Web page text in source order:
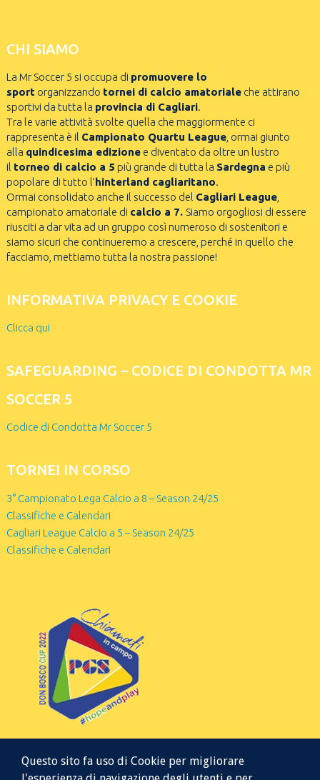
CHI SIAMO
La Mr Soccer 5 si occupa di promuovere lo
sportorganizzando tornei di calcio amatorialeche attirano
sportivi da tutta la provincia di Cagliari.
Tra le varie attività svolte quella che maggiormente ci
rappresenta è il Campionato Quartu League, ormai giunto
alla quindicesima edizionee diventato da oltre un lustro
il torneo di calcio a 5 più grande di tutta la Sardegna e più
popolare di tutto l’hinterland cagliaritano.
Ormai consolidato anche il successo del Cagliari League,
campionato amatoriale di calcio a 7. Siamo orgogliosi di essere
riusciti a dar vita ad un gruppo così numeroso di sostenitori e
siamo sicuri che continueremo a crescere, perché in quello che
facciamo, mettiamo tutta la nostra passione!
INFORMATIVA PRIVACY E COOKIE
Clicca qui
SAFEGUARDING – CODICE DI CONDOTTA MR
SOCCER 5
Codice di Condotta Mr Soccer 5
TORNEI IN CORSO
3° Campionato Lega Calcio a 8 – Season 24/25
Classifiche e Calendari
Cagliari League Calcio a 5 – Season 24/25
Classifiche e Calendari
Questo sito fa uso di Cookie per migliorare